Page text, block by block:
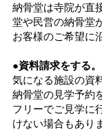
納骨堂は寺院が直
堂や民営の納骨堂
お客様のご希望に
●資料請求をする
気になる施設の資
納骨堂の見学予約
フリーでご見学に
けない場合もあり